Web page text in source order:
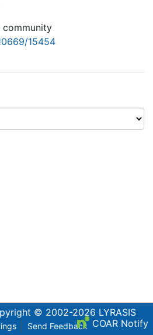
community
15454
© 2002-2026 LYRASIS
Send Feedback COAR Notify